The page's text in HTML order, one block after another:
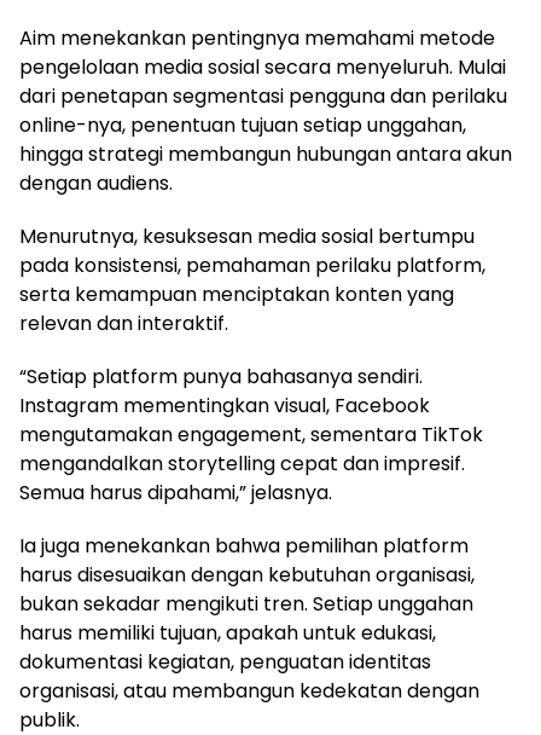
Aim menekankan pentingnya memahami metode
pengelolaan media sosial secara menyeluruh. Mulai
dari penetapan segmentasi pengguna dan perilaku
online-nya, penentuan tujuan setiap unggahan,
hingga strategi membangun hubungan antara akun
dengan audiens.
Menurutnya, kesuksesan media sosial bertumpu
pada konsistensi, pemahaman perilaku platform,
serta kemampuan menciptakan konten yang
relevan dan interaktif.
“Setiap platform punya bahasanya sendiri.
Instagram mementingkan visual, Facebook
mengutamakan engagement, sementara TikTok
mengandalkan storytelling cepat dan impresif.
Semua harus dipahami,” jelasnya.
Ia juga menekankan bahwa pemilihan platform
harus disesuaikan dengan kebutuhan organisasi,
bukan sekadar mengikuti tren. Setiap unggahan
harus memiliki tujuan, apakah untuk edukasi,
dokumentasi kegiatan, penguatan identitas
organisasi, atau membangun kedekatan dengan
publik.